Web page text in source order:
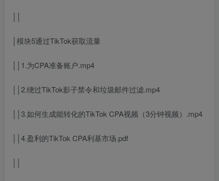
│模块5通过TikTok获取流量
││1.为CPA准备账户.mp4
││2.绕过TikTok影子禁令和垃圾邮件过滤.mp4
││3.如何生成能转化的TikTok CPA视频（3分钟视频）.mp4
││4.盈利的TikTok CPA利基市场.pdf